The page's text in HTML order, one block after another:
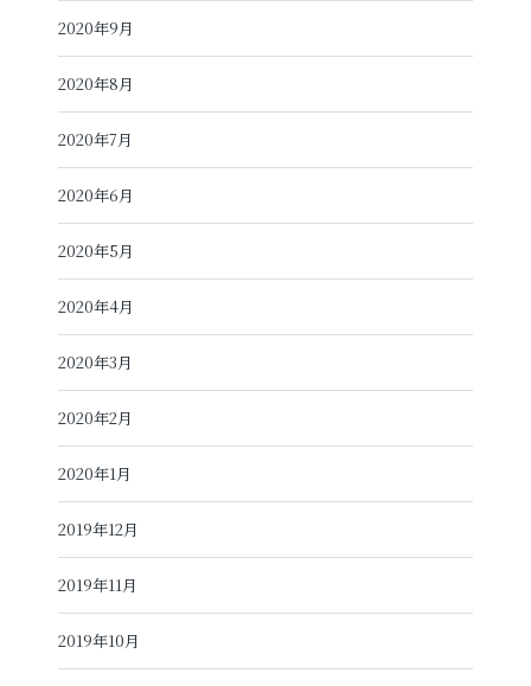
2020年9月
2020年8月
2020年7月
2020年6月
2020年5月
2020年4月
2020年3月
2020年2月
2020年1月
2019年12月
2019年11月
2019年10月